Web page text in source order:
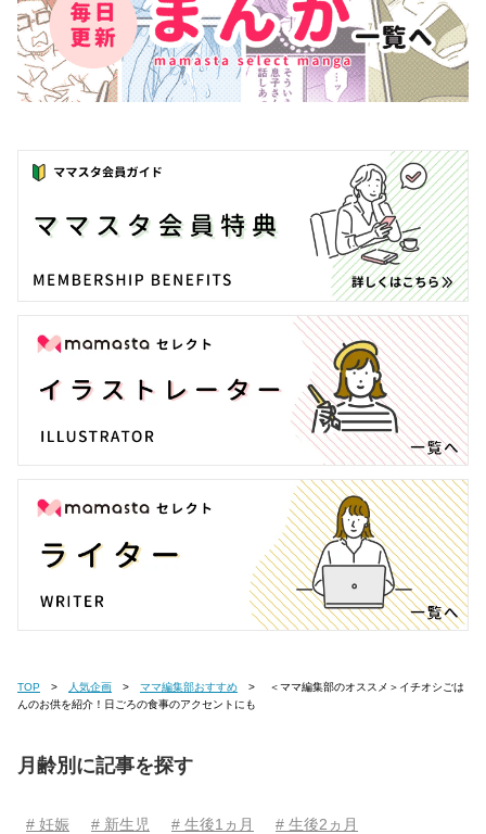
TOP 人気企画 ママ編集部おすすめ
んのお供を紹介！日ごろの食事のアクセントにも
月齢別に記事を探す
# 妊娠 # 新生児 # 生後1ヵ月
# 生後2ヵ月